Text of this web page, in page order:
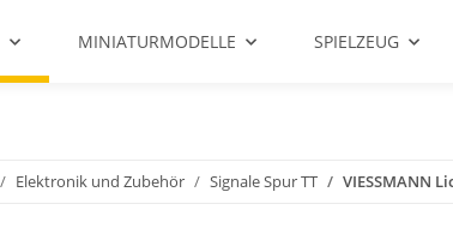
MINIATURMODELLE SPIELZEUG
Elektronik und Zubehör Signale Spur TT VIESSMANN